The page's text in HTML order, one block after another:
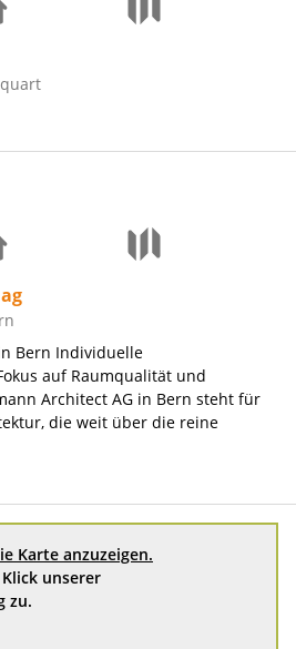
Bern Individuelle
auf Raumqualität und
Architect AG in Bern steht für
die weit über die reine
Karte anzuzeigen.
unserer
zu.